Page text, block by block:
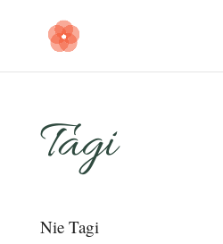
Tagi
Nie Tagi